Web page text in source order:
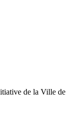
de la Ville